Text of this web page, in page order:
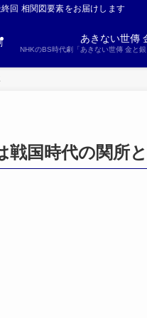
回 相関図要素をお届けします
あきない世傳
NHKのBS時代劇「あきない世傳 金と
戦国時代の関所